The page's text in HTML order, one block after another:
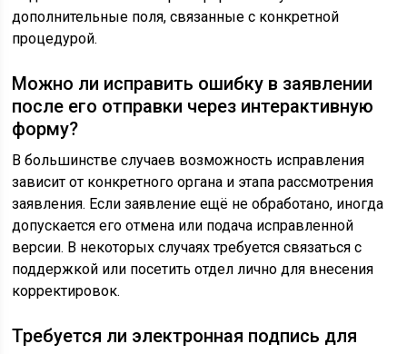
дополнительные поля, связанные с конкретной
процедурой.
Можно ли исправить ошибку в заявлении
после его отправки через интерактивную
форму?
В большинстве случаев возможность исправления
зависит от конкретного органа и этапа рассмотрения
заявления. Если заявление ещё не обработано, иногда
допускается его отмена или подача исправленной
версии. В некоторых случаях требуется связаться с
поддержкой или посетить отдел лично для внесения
корректировок.
Требуется ли электронная подпись для